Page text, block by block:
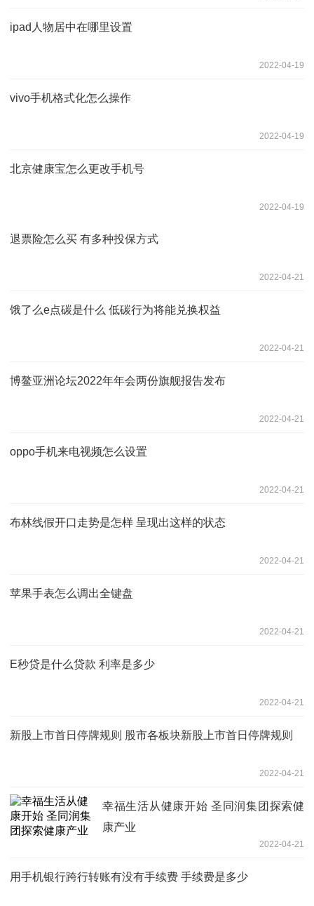
ipad人物居中在哪里设置
2022-04-19
vivo手机格式化怎么操作
2022-04-19
北京健康宝怎么更改手机号
2022-04-19
退票险怎么买 有多种投保方式
2022-04-21
饿了么e点碳是什么 低碳行为将能兑换权益
2022-04-21
博鳌亚洲论坛2022年年会两份旗舰报告发布
2022-04-21
oppo手机来电视频怎么设置
2022-04-21
布林线假开口走势是怎样 呈现出这样的状态
2022-04-21
苹果手表怎么调出全键盘
2022-04-21
E秒贷是什么贷款 利率是多少
2022-04-21
新股上市首日停牌规则 股市各板块新股上市首日停牌规则
2022-04-21
幸福生活从健康开始 圣同润集团探索健
康产业
2022-04-21
用手机银行跨行转账有没有手续费 手续费是多少